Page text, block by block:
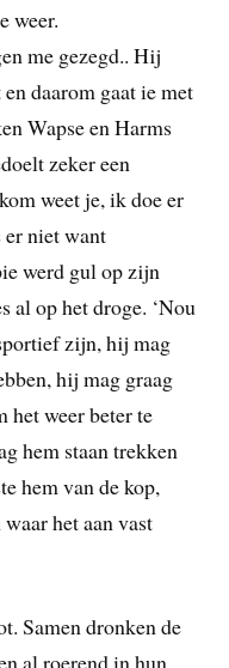
weer.
me gezegd.. Hij
daarom gaat ie met
Wapse en Harms
zeker een
weet je, ik doe er
niet want
werd gul op zijn
al op het droge. ‘Nou
zijn, hij mag
hij mag graag
het weer beter te
hem staan trekken
hem van de kop,
het aan vast
Samen dronken de
al roerend in hun